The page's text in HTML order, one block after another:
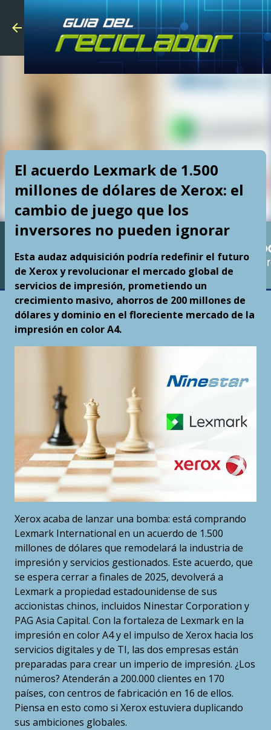
Skip to
El acuerdo Lexmark de 1.500
millones de dólares de Xerox: el
cambio de juego que los
inversores no pueden ignorar
Esta audaz adquisición podría redefinir el futuro
de Xerox y revolucionar el mercado global de
servicios de impresión, prometiendo un
crecimiento masivo, ahorros de 200 millones de
dólares y dominio en el floreciente mercado de la
impresión en color A4.
Xerox acaba de lanzar una bomba: está comprando
Lexmark International en un acuerdo de 1.500
millones de dólares que remodelará la industria de
impresión y servicios gestionados. Este acuerdo, que
se espera cerrar a finales de 2025, devolverá a
Lexmark a propiedad estadounidense de sus
accionistas chinos, incluidos Ninestar Corporation y
PAG Asia Capital. Con la fortaleza de Lexmark en la
impresión en color A4 y el impulso de Xerox hacia los
servicios digitales y de TI, las dos empresas están
preparadas para crear un imperio de impresión. ¿Los
números? Atenderán a 200.000 clientes en 170
países, con centros de fabricación en 16 de ellos.
Piensa en esto como si Xerox estuviera duplicando
sus ambiciones globales.